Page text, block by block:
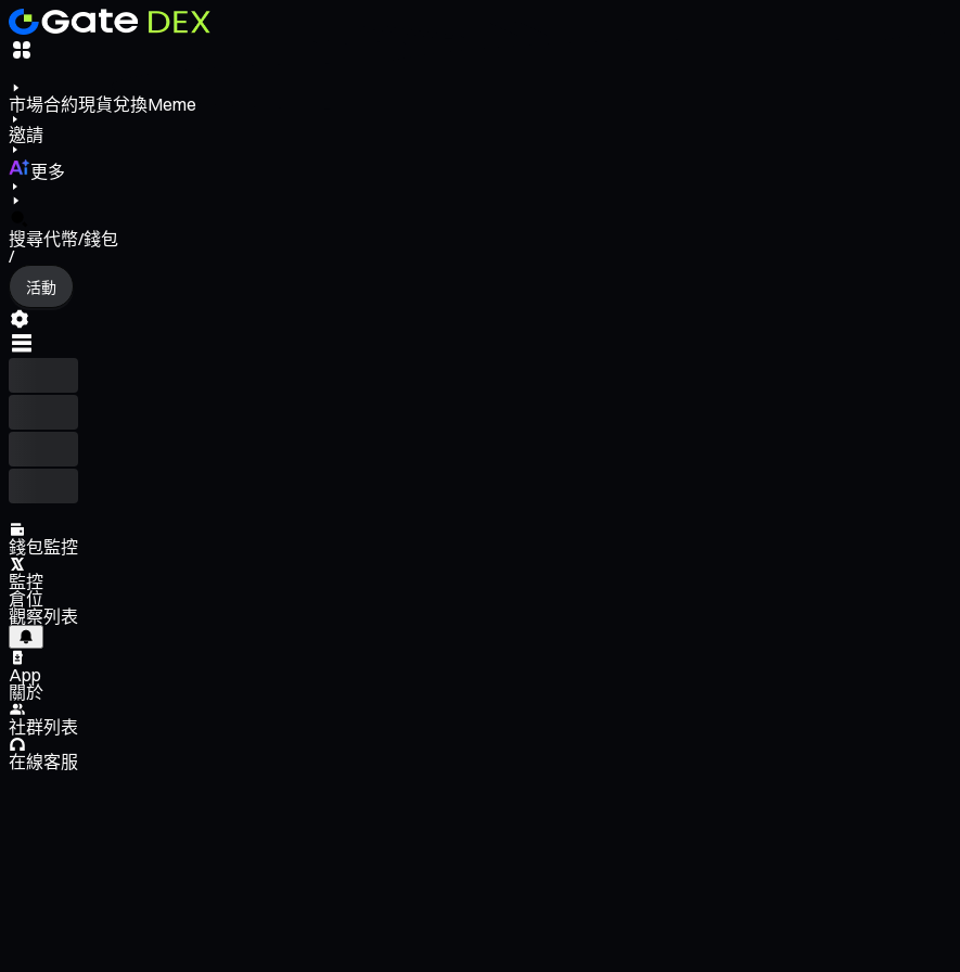
市場合約現貨兌換Meme
邀請
更多
搜尋代幣/錢包
/
活動
錢包監控
監控
倉位
觀察列表
App
關於
社群列表
在線客服